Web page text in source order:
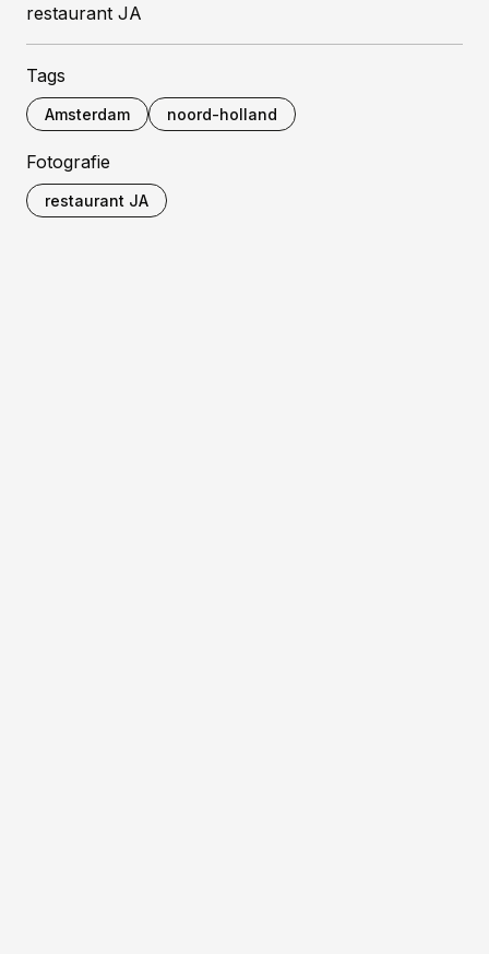
restaurant JA
Tags
Amsterdam noord-holland
Fotografie
restaurant JA